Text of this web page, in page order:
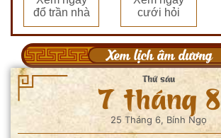
đổ trần nhà
cưới hỏi
Xem lịch âm dương
Thứ sáu
7 tháng 8
25 Tháng 6, Bính Ngọ